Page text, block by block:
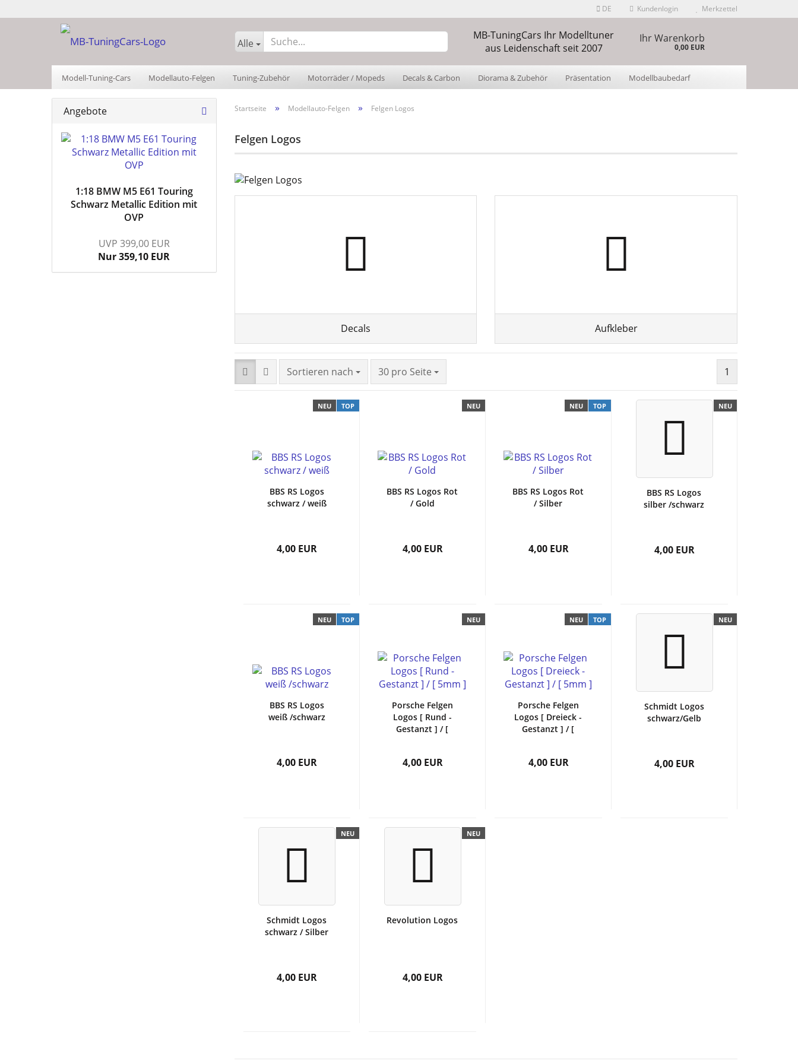
DE
Sprache auswählen
Währung auswählen
Kundenlogin
Passwort vergessen?
Merkzettel
Alle
MB-TuningCars Ihr Modelltuner
aus Leidenschaft seit 2007
Ihr Warenkorb
0,00 EUR
Modell-Tuning-Cars Modellauto-Felgen Tuning-Zubehör Motorräder / Mopeds Decals & Carbon Diorama & Zubehör Präsentation Modellbaubedarf
Kalender/Zeitschriften Sachen
Startseite » Modellauto-Felgen » Felgen Logos
Felgen Logos
Decals Aufkleber
Sortieren nach 30 pro Seite 1
NEU TOP
BBS RS Logos
schwarz / weiß
4,00 EUR
NEU
BBS RS Logos Rot
/ Gold
4,00 EUR
NEU TOP
BBS RS Logos Rot
/ Silber
4,00 EUR
NEU
BBS RS Logos
silber /schwarz
4,00 EUR
NEU TOP
BBS RS Logos
weiß /schwarz
4,00 EUR
NEU
Porsche Felgen
Logos [ Rund -
Gestanzt ] / [
4,00 EUR
NEU TOP
Porsche Felgen
Logos [ Dreieck -
Gestanzt ] / [
4,00 EUR
NEU
Schmidt Logos
schwarz/Gelb
4,00 EUR
NEU
Schmidt Logos
schwarz / Silber
4,00 EUR
NEU
Revolution Logos
4,00 EUR
Angebote
1:18 BMW M5 E61 Touring
Schwarz Metallic Edition mit
OVP
UVP 399,00 EUR
Nur 359,10 EUR